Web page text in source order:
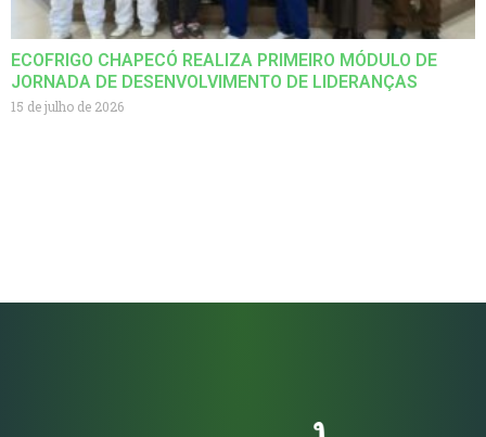
ECOFRIGO CHAPECÓ REALIZA PRIMEIRO MÓDULO DE
JORNADA DE DESENVOLVIMENTO DE LIDERANÇAS
15 de julho de 2026